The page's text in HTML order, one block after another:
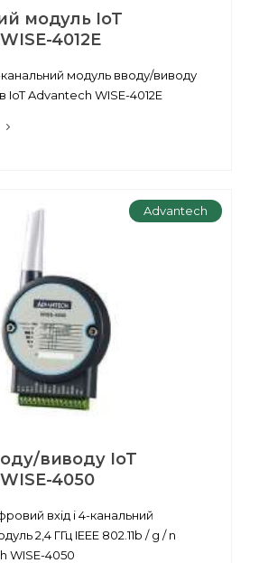
модуль IoT
4012E
модуль вводу/виводу
IoT Advantech WISE-4012E
Advantech
виводу IoT
4050
вхід і 4-канальний
2,4 ГГц IEEE 802.11b / g / n
WISE-4050